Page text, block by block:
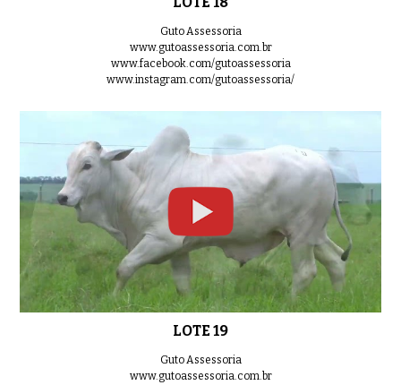
Guto Assessoria
www.gutoassessoria.com.br
www.facebook.com/gutoassessoria
www.instagram.com/gutoassessoria/
LOTE 19
Guto Assessoria
www.gutoassessoria.com.br